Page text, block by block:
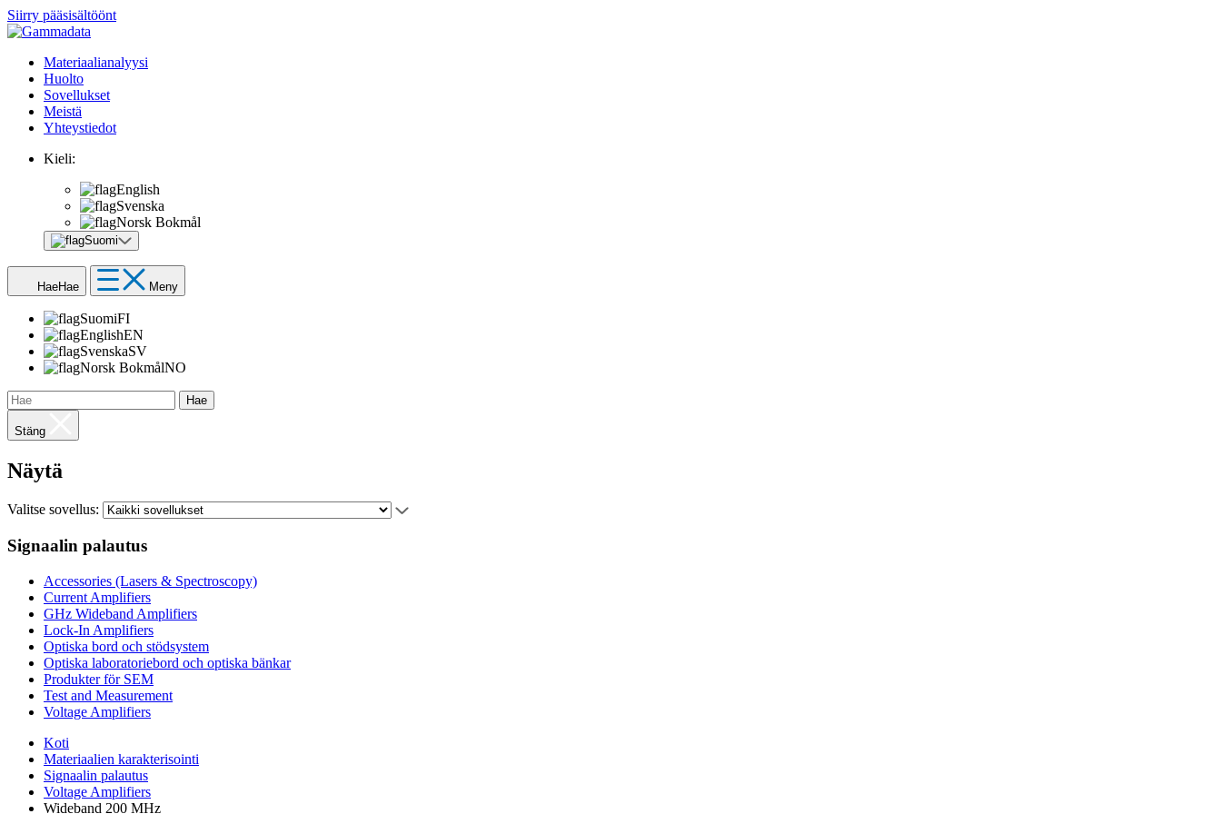
Siirry pääsisältöönt
Materiaalianalyysi
Huolto
Sovellukset
Meistä
Yhteystiedot
Kieli:
English
Svenska
Norsk Bokmål
Suomi
HaeHae Meny
SuomiFI
EnglishEN
SvenskaSV
Norsk BokmålNO
Hae
Stäng
Näytä
Valitse sovellus:
Signaalin palautus
Accessories (Lasers & Spectroscopy)
Current Amplifiers
GHz Wideband Amplifiers
Lock-In Amplifiers
Optiska bord och stödsystem
Optiska laboratoriebord och optiska bänkar
Produkter för SEM
Test and Measurement
Voltage Amplifiers
Koti
Materiaalien karakterisointi
Signaalin palautus
Voltage Amplifiers
Wideband 200 MHz